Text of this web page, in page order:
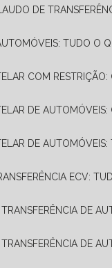
DE
TUDO O
COM
DE
DE
ECV:
TRANSFERÊNCIA DE
DE